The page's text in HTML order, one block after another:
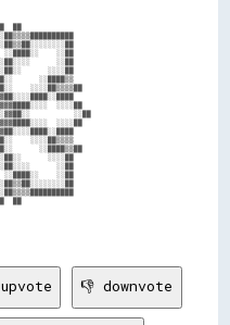
██  ██░░██  ██
░░██▒▒▒▒██████████
░░██▒▒██░░░░░░░░██
░░████░░    ░░██
░░░░██░░  ░░██░░░░      ░░██
░░██░░  ░░██░░      ░░░░██
░░██░░██░░      ░░████▒▒
░░██████░░    ░░░░██▒▒▒▒██
░░░░██
░░▓▓██░░          ░░██
░░░░██
░░██████░░    ░░░░██▒▒▒▒
░░██░░██░░      ░░████▒▒██
░░██░░  ░░██░░      ░░░░██
░░░░██░░  ░░██░░░░      ░░██
░░████░░    ░░██
░░██▒▒██░░░░░░░░██
░░██▒▒▒▒██████████
██    ██░░██  ██
👎 downvote